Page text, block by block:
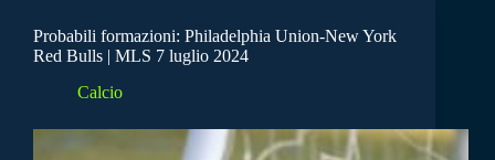
Probabili formazioni: Philadelphia Union-New York
Red Bulls | MLS 7 luglio 2024
Calcio